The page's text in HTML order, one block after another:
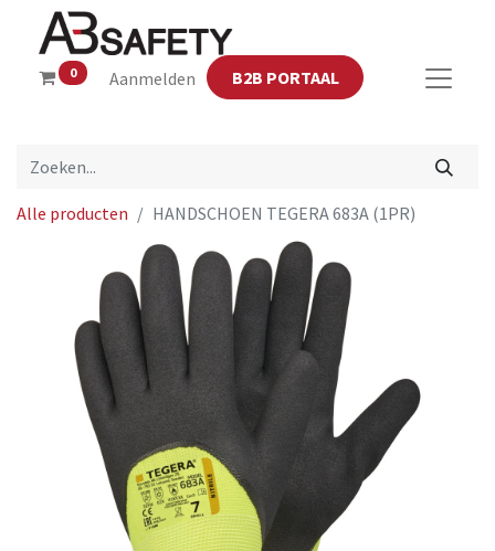
0 Aanmelden B2B PORTAAL
Alle producten HANDSCHOEN TEGERA 683A (1PR)